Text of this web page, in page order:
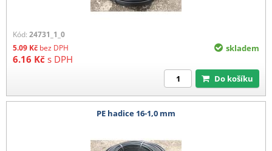
Kód: 24731_1_0
5.09 Kč bez DPH
6.16 Kč s DPH
skladem
Do košíku
PE hadice 16-1,0 mm